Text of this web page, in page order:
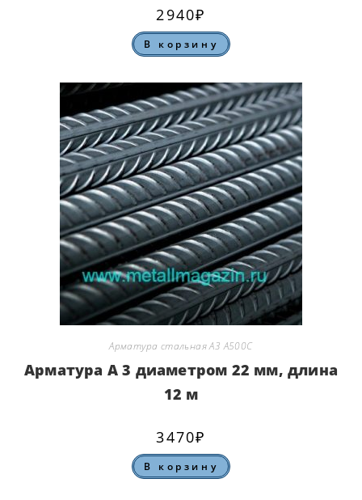
2940₽
В корзину
Арматура стальная А3 А500С
Арматура А 3 диаметром 22 мм, длина
12 м
3470₽
В корзину